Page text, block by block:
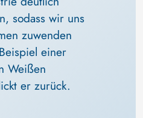
sodass wir uns
zuwenden
einer
Weißen
er zurück.